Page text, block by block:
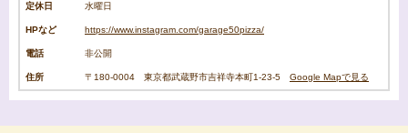
定休日 水曜日
HPなど https://www.instagram.com/garage50pizza/
電話 非公開
住所 〒180-0004 東京都武蔵野市吉祥寺本町1-23-5 Google Mapで見る